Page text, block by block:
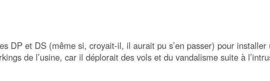
DP et DS (même si, croyait-il, il aurait pu s’en passer) pour installer
de l’usine, car il déplorait des vols et du vandalisme suite à